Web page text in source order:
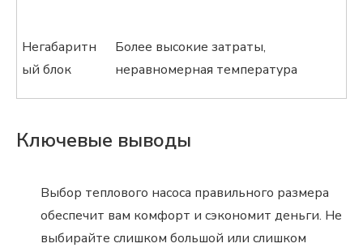
Негабаритн
ый блок
Более высокие затраты,
неравномерная температура
Ключевые выводы
Выбор теплового насоса правильного размера
обеспечит вам комфорт и сэкономит деньги. Не
выбирайте слишком большой или слишком